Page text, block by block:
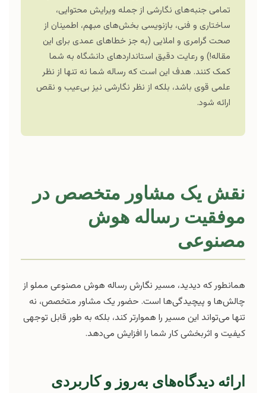
تمامی جنبه‌های نگارشی از جمله ویرایش محتوایی،
ساختاری و فنی، بازنویسی بخش‌های مبهم، اطمینان از
صحت گرامری و املایی (به جز خطاهای عمدی برای این
مقاله!) و رعایت دقیق استانداردهای دانشگاه به شما
کمک کنند. هدف این است که رساله شما نه تنها از نظر
علمی قوی باشد، بلکه از نظر نگارشی نیز بی‌عیب و نقص
ارائه شود.
نقش یک مشاور متخصص در
موفقیت رساله هوش
مصنوعی
همانطور که دیدید، مسیر نگارش رساله هوش مصنوعی مملو از
چالش‌ها و پیچیدگی‌ها است. حضور یک مشاور متخصص، نه
تنها می‌تواند این مسیر را هموارتر کند، بلکه به طور قابل توجهی
کیفیت و اثربخشی کار شما را افزایش می‌دهد.
ارائه دیدگاه‌های به‌روز و کاربردی